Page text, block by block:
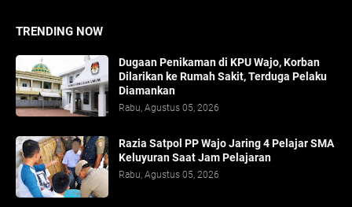
TRENDING NOW
Dugaan Penikaman di KPU Wajo, Korban
Dilarikan ke Rumah Sakit, Terduga Pelaku
Diamankan
Rabu, Agustus 05, 2026
Razia Satpol PP Wajo Jaring 4 Pelajar SMA
Keluyuran Saat Jam Pelajaran
Rabu, Agustus 05, 2026